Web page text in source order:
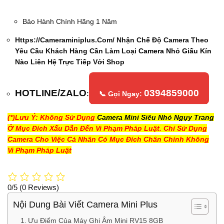
Bảo Hành Chính Hãng 1 Năm
Https://cameraminiplus.com/ Nhận Chế Độ Camera Theo
Yêu Cầu Khách Hàng Cần Làm Loại Camera Nhỏ Giấu Kín
Nào Liên Hệ Trực Tiếp Với Shop
HOTLINE/ZALO: 📞 Gọi Ngay: 0394859000
(*)Lưu Ý: Không Sử Dụng Camera Mini Siêu Nhỏ Ngụy Trang
Ở Mục Đích Xấu Dẫn Đến Vi Phạm Pháp Luật. Chỉ Sử Dụng
Camera Cho Việc Cá Nhân Có Mục Đích Chân Chính Không
Vi Phạm Pháp Luật
0/5 (0 Reviews)
Nội Dung Bài Viết Camera Mini Plus
Ưu Điểm Của Máy Ghi Âm Mini RV15 8GB